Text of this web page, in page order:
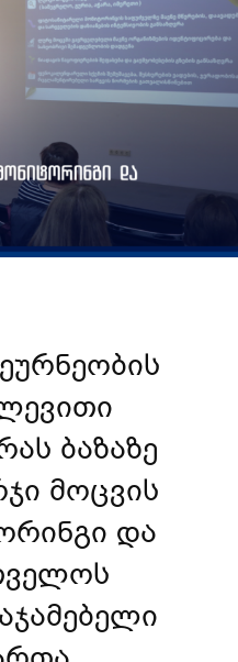
ბაზაზე
მოცვის
და